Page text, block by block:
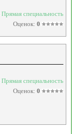
Прямая специальность
Оценок: 0
Прямая специальность
Оценок: 0